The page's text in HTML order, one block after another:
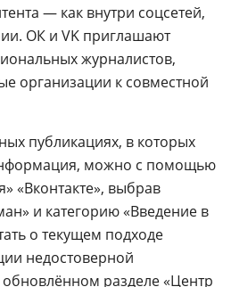
— как внутри соцсетей,
ОК и VK приглашают
журналистов,
организации к совместной
публикациях, в которых
можно с помощью
«Вконтакте», выбрав
и категорию «Введение в
о текущем подходе
недостоверной
разделе «Центр